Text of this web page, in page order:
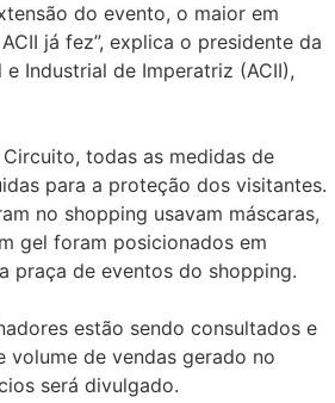
do evento, o maior em
já fez”, explica o presidente da
Industrial de Imperatriz (ACII),
todas as medidas de
para a proteção dos visitantes.
no shopping usavam máscaras,
gel foram posicionados em
praça de eventos do shopping.
estão sendo consultados e
volume de vendas gerado no
será divulgado.